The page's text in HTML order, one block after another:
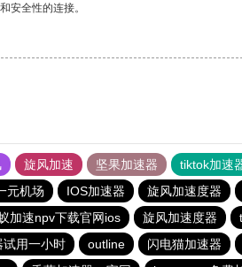
安全性的连接。
旋风加速 坚果加速器 tiktok加速
元机场 IOS加速器 旋风加速度器
加速npv下载官网ios 旋风加速度器
试用一小时 outline 闪电猫加速器